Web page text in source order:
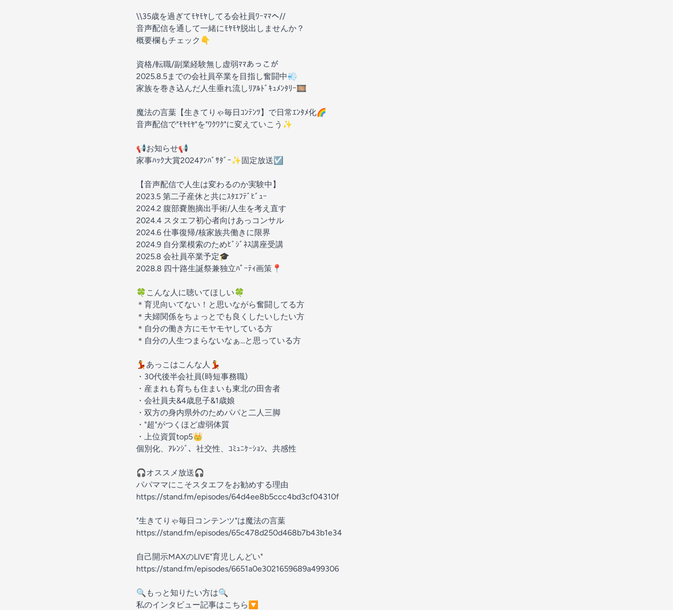
\\35歳を過ぎてﾓﾔﾓﾔしてる会社員ﾜｰﾏﾏへ//
音声配信を通して一緒にﾓﾔﾓﾔ脱出しませんか？
概要欄もチェック👇
資格/転職/副業経験無し虚弱ﾏﾏあっこが
2025.8.5までの会社員卒業を目指し奮闘中💨
家族を巻き込んだ人生垂れ流しﾘｱﾙﾄﾞｷｭﾒﾝﾀﾘｰ🎞️
魔法の言葉【生きてりゃ毎日ｺﾝﾃﾝﾂ】で日常ｴﾝﾀﾒ化🌈
音声配信で"ﾓﾔﾓﾔ"を"ﾜｸﾜｸ"に変えていこう✨
📢お知らせ📢
家事ﾊｯｸ大賞2024ｱﾝﾊﾞｻﾀﾞｰ✨固定放送☑️
【音声配信で人生は変わるのか実験中】
2023.5 第二子産休と共にｽﾀｴﾌﾃﾞﾋﾞｭｰ
2024.2 腹部嚢胞摘出手術/人生を考え直す
2024.4 スタエフ初心者向けあっコンサル
2024.6 仕事復帰/核家族共働きに限界
2024.9 自分業模索のためﾋﾞｼﾞﾈｽ講座受講
2025.8 会社員卒業予定🎓
2028.8 四十路生誕祭兼独立ﾊﾟｰﾃｨ画策📍
🍀こんな人に聴いてほしい🍀
＊育児向いてない！と思いながら奮闘してる方
＊夫婦関係をちょっとでも良くしたいしたい方
＊自分の働き方にモヤモヤしている方
＊自分の人生つまらないなぁ...と思っている方
💃あっこはこんな人💃
・30代後半会社員(時短事務職)
・産まれも育ちも住まいも東北の田舎者
・会社員夫&4歳息子&1歳娘
・双方の身内県外のためパパと二人三脚
・"超"がつくほど虚弱体質
・上位資質top5👑
個別化、ｱﾚﾝｼﾞ、社交性、ｺﾐｭﾆｹｰｼｮﾝ、共感性
🎧オススメ放送🎧
パパママにこそスタエフをお勧めする理由
https://stand.fm/episodes/64d4ee8b5ccc4bd3cf04310f
"生きてりゃ毎日コンテンツ"は魔法の言葉
https://stand.fm/episodes/65c478d250d468b7b43b1e34
自己開示MAXのLIVE"育児しんどい"
https://stand.fm/episodes/6651a0e3021659689a499306
🔍もっと知りたい方は🔍
私のインタビュー記事はこちら🔽